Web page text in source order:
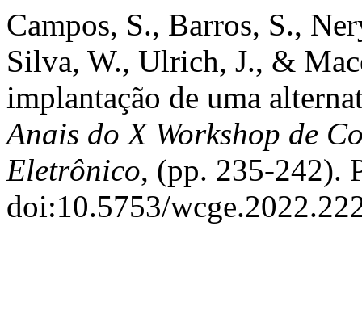
Campos, S., Barros, S.,
Silva, W., Ulrich, J., &
implantação de uma
Anais do X Workshop de
Eletrônico, (pp. 235-242).
doi:10.5753/